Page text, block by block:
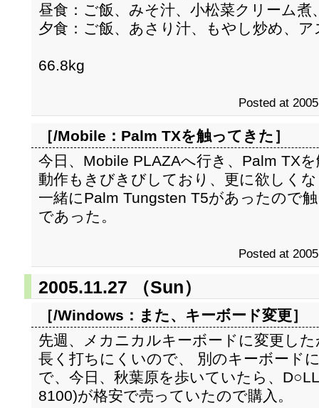
昼食：ご飯、みそ汁、小松菜クリーム煮
夕食：ご飯、あさり汁、もやし炒め、
66.8kg
Posted at
［/Mobile： Palm TXを触ってきた ］
今日、Mobile PLAZAへ行き、Palm TX
動作もきびきびしており、更に欲しく
一緒にPalm Tungsten T5があったので
であった。
Posted at
2005.11.27 （Sun）
［/Windows： また、キーボード変更］
先週、メカニカルキーボードに変更し
長く打ちにくいので、 別のキーボード
で、今日、秋葉原を歩いていたら、
8100)が格安で売っていたので購入。